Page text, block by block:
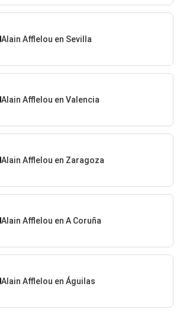
Alain Afflelou en Sevilla
Alain Afflelou en Valencia
Alain Afflelou en Zaragoza
Alain Afflelou en A Coruña
Alain Afflelou en Águilas